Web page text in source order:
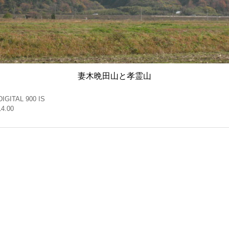
妻木晩田山と孝霊山
900 IS